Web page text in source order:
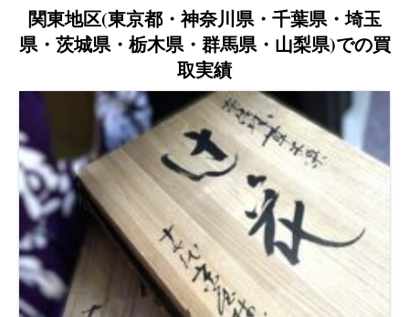
関東地区(東京都・神奈川県・千葉県・埼玉
県・茨城県・栃木県・群馬県・山梨県)での買
取実績